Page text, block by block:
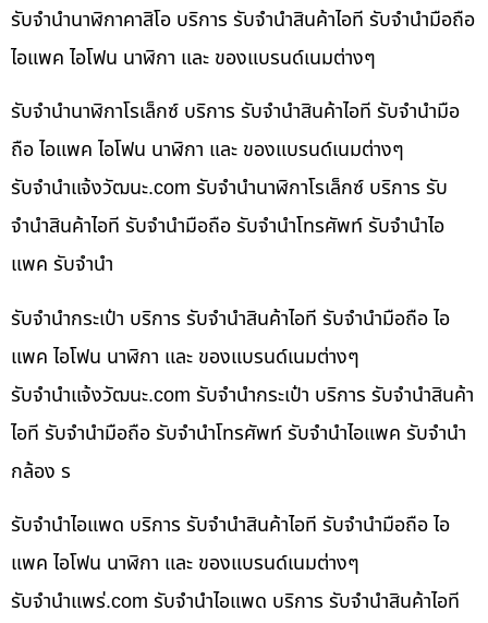
รับจำนำนาฬิกาคาสิโอ บริการ รับจำนำสินค้าไอที รับจำนำมือถือ
ไอแพค ไอโฟน นาฬิกา และ ของแบรนด์เนมต่างๆ
รับจำนำนาฬิกาโรเล็กซ์ บริการ รับจำนำสินค้าไอที รับจำนำมือ
ถือ ไอแพค ไอโฟน นาฬิกา และ ของแบรนด์เนมต่างๆ
รับจํานําแจ้งวัฒนะ.com รับจำนำนาฬิกาโรเล็กซ์ บริการ รับ
จำนำสินค้าไอที รับจำนำมือถือ รับจำนำโทรศัพท์ รับจำนำไอ
แพค รับจำนำ
รับจำนำกระเป๋า บริการ รับจำนำสินค้าไอที รับจำนำมือถือ ไอ
แพค ไอโฟน นาฬิกา และ ของแบรนด์เนมต่างๆ
รับจํานําแจ้งวัฒนะ.com รับจำนำกระเป๋า บริการ รับจำนำสินค้า
ไอที รับจำนำมือถือ รับจำนำโทรศัพท์ รับจำนำไอแพค รับจำนำ
กล้อง ร
รับจำนำไอแพด บริการ รับจำนำสินค้าไอที รับจำนำมือถือ ไอ
แพค ไอโฟน นาฬิกา และ ของแบรนด์เนมต่างๆ
รับจํานําแพร่.com รับจำนำไอแพด บริการ รับจำนำสินค้าไอที